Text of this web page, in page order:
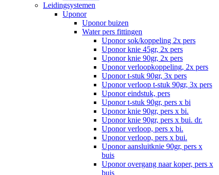
Leidingsystemen
Uponor
Uponor buizen
Water pers fittingen
Uponor sok/koppeling 2x pers
Uponor knie 45gr, 2x pers
Uponor knie 90gr, 2x pers
Uponor verloopkoppeling, 2x pers
Uponor t-stuk 90gr, 3x pers
Uponor verloop t-stuk 90gr, 3x pers
Uponor eindstuk, pers
Uponor t-stuk 90gr, pers x bi
Uponor knie 90gr, pers x bi.
Uponor knie 90gr, pers x bui. dr.
Uponor verloop, pers x bi.
Uponor verloop, pers x bui.
Uponor aansluitknie 90gr, pers x
buis
Uponor overgang naar koper, pers x
buis